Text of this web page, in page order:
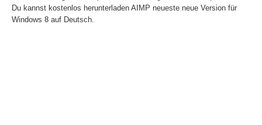
Du kannst kostenlos herunterladen AIMP neueste neue Version für
Windows 8 auf Deutsch.